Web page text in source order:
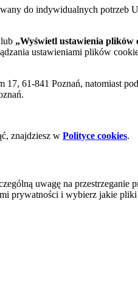
do indywidualnych
„Wyświetl ustawienia plików
ustawieniami plików
61-841 Poznań, natomiast
znajdziesz w Polityce cookies.
uwagę na
prywatności i wybierz jakie pliki